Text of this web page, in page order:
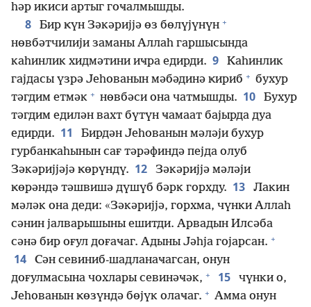
һәр икиси артыг гоҹалмышды.
8 Бир ҝүн Зәкәријјә өз бөлүјүнүн +
нөвбәтчилији заманы Аллаһ гаршысында
каһинлик хидмәтини иҹра едирди. 9
Каһинлик
гајдасы үзрә Јеһованын мәбәдинә ҝириб + бухур
тәгдим етмәк + нөвбәси она чатмышды. 10
Бухур
тәгдим едилән вахт бүтүн ҹамаат бајырда дуа
едирди. 11
Бирдән Јеһованын мәләји бухур
гурбанҝаһынын сағ тәрәфиндә пејда олуб
Зәкәријјәјә ҝөрүндү. 12
Зәкәријјә мәләји
ҝөрәндә тәшвишә дүшүб бәрк горхду. 13
Лакин
мәләк она деди: «Зәкәријјә, горхма, чүнки Аллаһ
сәнин јалварышыны ешитди. Арвадын Илсәба
сәнә бир оғул доғаҹаг. Адыны Јәһја гојарсан. +
14
Сән севиниб-шадланаҹагсан, онун
доғулмасына чохлары севинәҹәк, + 15
чүнки о,
Јеһованын ҝөзүндә бөјүк олаҹаг. + Амма онун